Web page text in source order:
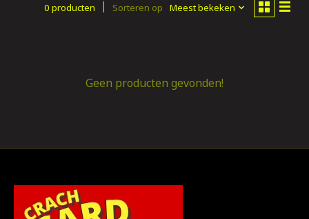
0 producten Sorteren op Meest bekeken
Geen producten gevonden!